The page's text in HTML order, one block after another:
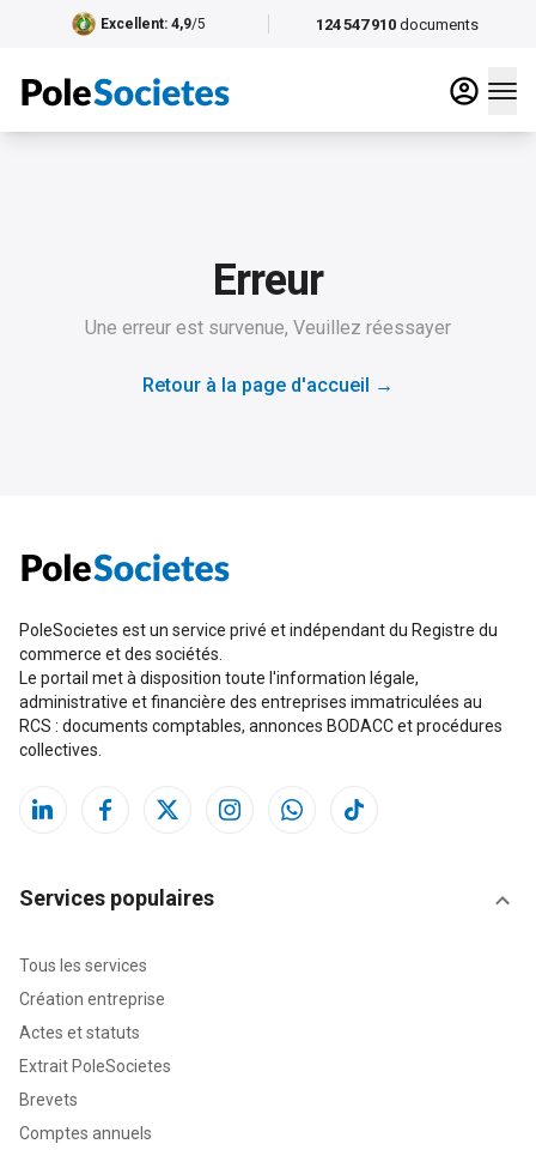
124 547 910 documents
Excellent: 4,9/5
Erreur
Une erreur est survenue, Veuillez réessayer
Retour à la page d'accueil →
PoleSocietes est un service privé et indépendant du Registre du
commerce et des sociétés.
Le portail met à disposition toute l'information légale,
administrative et financière des entreprises immatriculées au
RCS : documents comptables, annonces BODACC et procédures
collectives.
Services populaires
Tous les services
Création entreprise
Actes et statuts
Extrait PoleSocietes
Brevets
Comptes annuels